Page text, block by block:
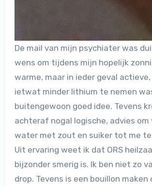
De mail van mijn psychiater was
wens om tijdens mijn hopelijk
warme, maar in ieder geval
ietwat minder lithium te nemen
buitengewoon goed idee. Tevens
achteraf nogal logische, advies om
water met zout en suiker tot me te
Uit ervaring weet ik dat ORS
bijzonder smerig is. Ik ben niet zo
drop. Tevens is een bouillon maken